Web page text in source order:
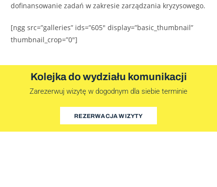
dofinansowanie zadań w zakresie zarządzania kryzysowego.
[ngg src=”galleries” ids=”605″ display=”basic_thumbnail”
thumbnail_crop=”0″]
Kolejka do wydziału komunikacji
Zarezerwuj wizytę w dogodnym dla siebie terminie
REZERWACJA WIZYTY